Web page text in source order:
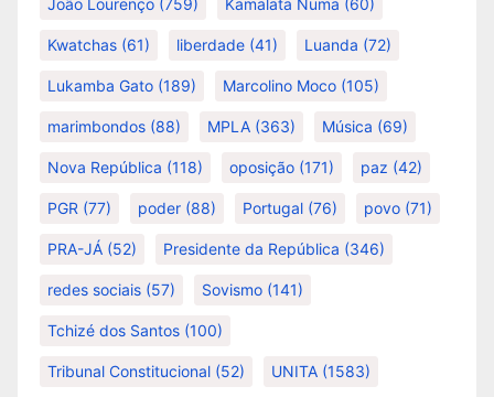
João Lourenço (759) Kamalata Numa (60)
Kwatchas (61) liberdade (41) Luanda (72)
Lukamba Gato (189) Marcolino Moco (105)
marimbondos (88) MPLA (363) Música (69)
Nova República (118) oposição (171) paz (42)
PGR (77) poder (88) Portugal (76) povo (71)
PRA-JÁ (52) Presidente da República (346)
redes sociais (57) Sovismo (141)
Tchizé dos Santos (100)
Tribunal Constitucional (52) UNITA (1583)